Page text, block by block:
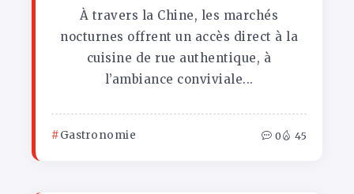
À travers la Chine, les marchés
nocturnes offrent un accès direct à la
cuisine de rue authentique, à
l’ambiance conviviale...
Gastronomie 0 45